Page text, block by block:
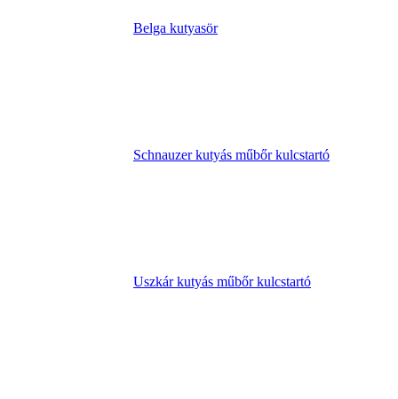
Belga kutyasör
Schnauzer kutyás műbőr kulcstartó
Uszkár kutyás műbőr kulcstartó